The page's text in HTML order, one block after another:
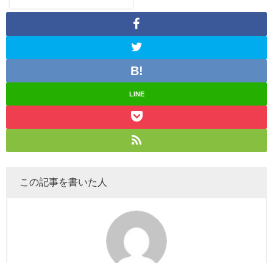
LINE
この記事を書いた人